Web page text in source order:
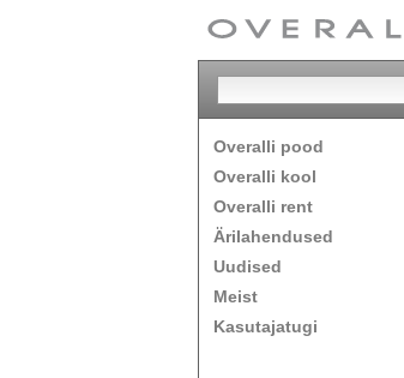
Overalli pood
Overalli kool
Overalli rent
Ärilahendused
Uudised
Meist
Kasutajatugi